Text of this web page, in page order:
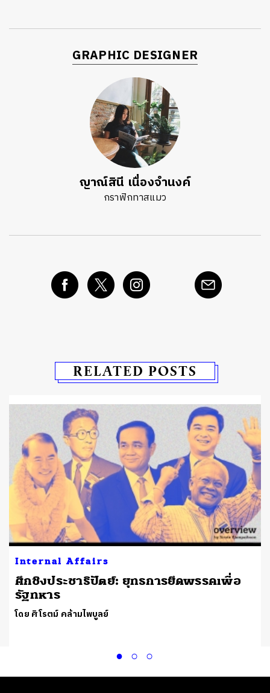
GRAPHIC DESIGNER
ญาณ์สินี เนื่องจำนงค์
กราฟิกทาสแมว
RELATED POSTS
Internal Affairs
ศึกชิงประชาธิปัตย์: ยุทธการยึดพรรคเพื่อ
รัฐทหาร
โดย ศิโรตม์ คล้ามไพบูลย์